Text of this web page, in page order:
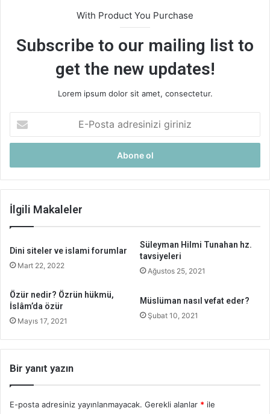
With Product You Purchase
Subscribe to our mailing list to
get the new updates!
Lorem ipsum dolor sit amet, consectetur.
Posta
adresinizi
İlgili Makaleler
Dini siteler ve islami forumlar
Mart 22, 2022
Süleyman Hilmi Tunahan hz.
tavsiyeleri
Ağustos 25, 2021
Özür nedir? Özrün hükmü,
İslâm’da özür
Mayıs 17, 2021
Müslüman nasıl vefat eder?
Şubat 10, 2021
Bir yanıt yazın
E-posta adresiniz yayınlanmayacak. Gerekli alanlar * ile